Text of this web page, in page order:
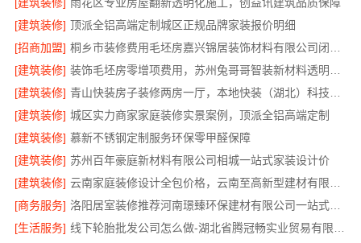
[建筑装修] 顶派全铝高端定制城区正规品牌家装报价明细
[招商加盟]
[建筑装修]
[建筑装修]
[建筑装修] 城区实力商家家庭装修实景案例，顶派全铝高端定制
[建筑装修] 慕新不锈钢定制服务环保零甲醛保障
[建筑装修] 苏州百年豪庭新材料有限公司相城一站式家装设计价
[建筑装修]
[商务服务]
洛阳居室装修推荐河南璟臻环保建材有限公司一站式服务
[生活服务]